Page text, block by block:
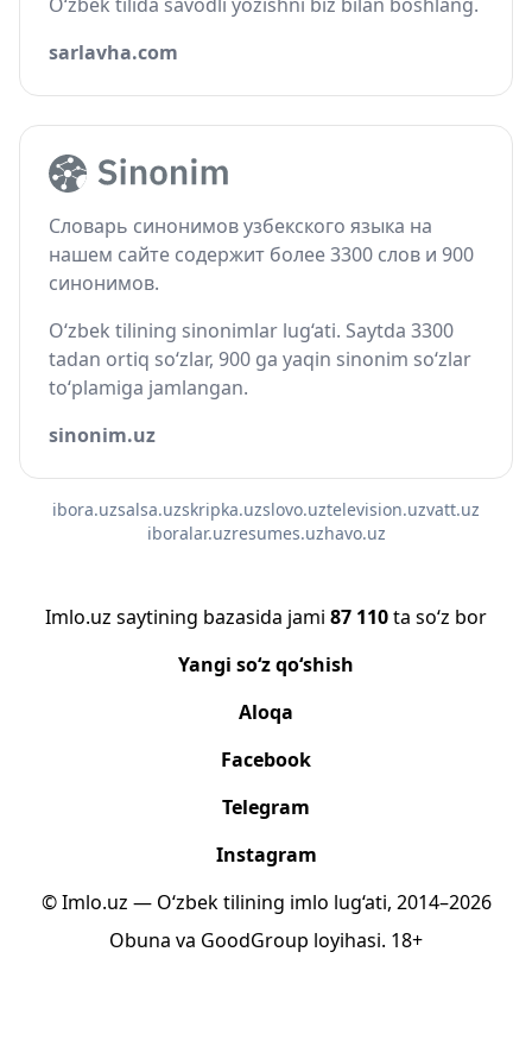
sarlavha.com
Словарь синонимов узбекского языка на
нашем сайте содержит более 3300 слов и 900
синонимов.
O‘zbek tilining sinonimlar lug‘ati. Saytda 3300
tadan ortiq so‘zlar, 900 ga yaqin sinonim so‘zlar
to‘plamiga jamlangan.
sinonim.uz
ibora.uzsalsa.uzskripka.uzslovo.uztelevision.uzvatt.uz
iboralar.uzresumes.uzhavo.uz
Imlo.uz saytining bazasida jami 87 110ta so‘z bor
Yangi so‘z qo‘shish
Aloqa
Facebook
Telegram
Instagram
© Imlo.uz — O‘zbek tilining imlo lug‘ati, 2014–2026
Obuna va GoodGroup loyihasi. 18+